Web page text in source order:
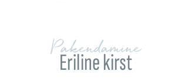
Pakendamine
Eriline kirst